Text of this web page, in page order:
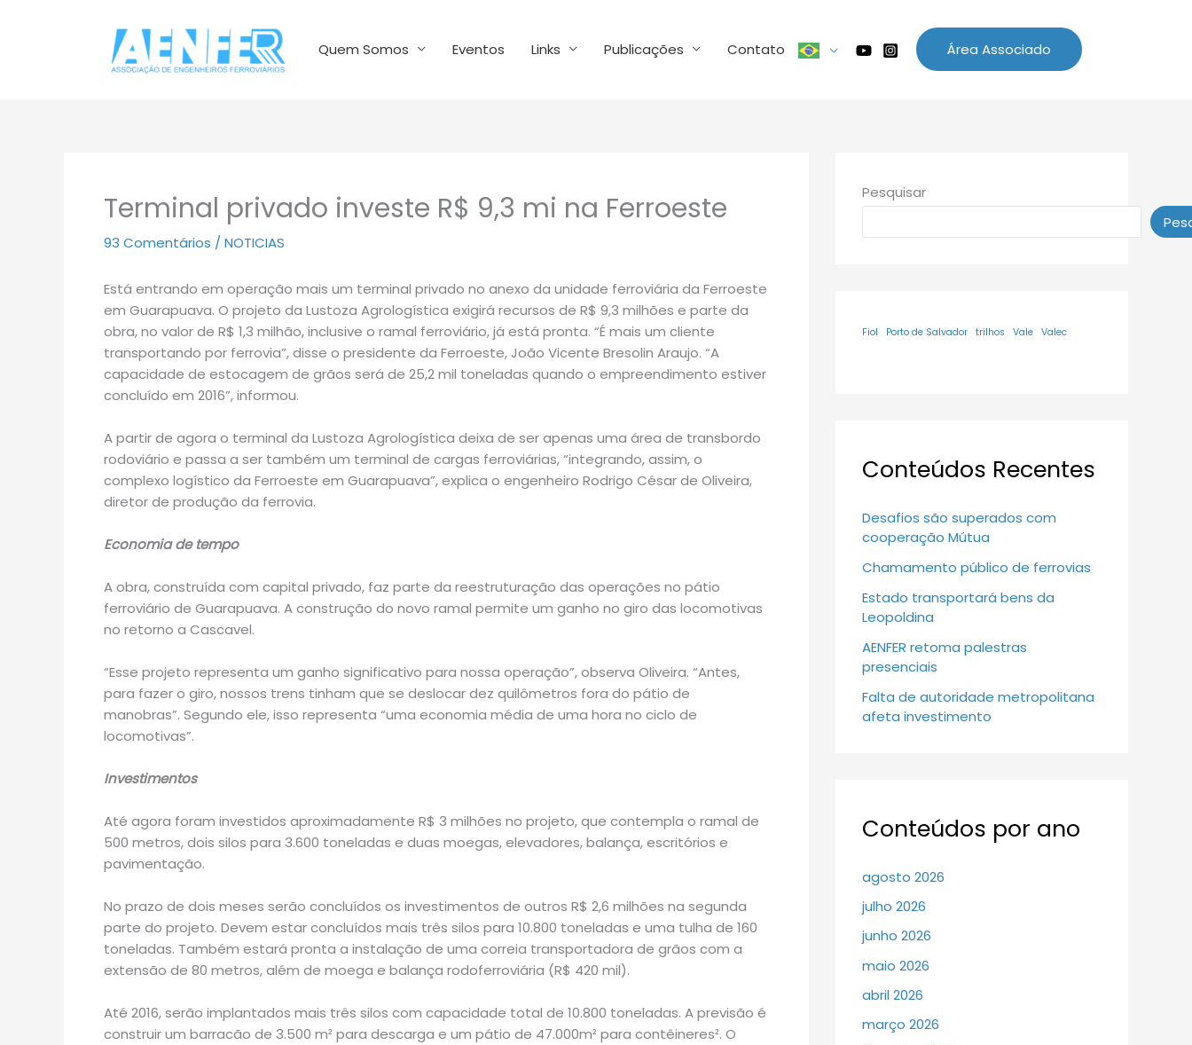
Quem Somos Eventos Links Publicações Contato Área Associado
Terminal privado investe R$ 9,3 mi na Ferroeste
93 Comentários / NOTICIAS
Está entrando em operação mais um terminal privado no anexo da unidade ferroviária da Ferroeste
em Guarapuava. O projeto da Lustoza Agrologística exigirá recursos de R$ 9,3 milhões e parte da
obra, no valor de R$ 1,3 milhão, inclusive o ramal ferroviário, já está pronta. “É mais um cliente
transportando por ferrovia”, disse o presidente da Ferroeste, João Vicente Bresolin Araujo. “A
capacidade de estocagem de grãos será de 25,2 mil toneladas quando o empreendimento estiver
concluído em 2016”, informou.
A partir de agora o terminal da Lustoza Agrologística deixa de ser apenas uma área de transbordo
rodoviário e passa a ser também um terminal de cargas ferroviárias, “integrando, assim, o
complexo logístico da Ferroeste em Guarapuava”, explica o engenheiro Rodrigo César de Oliveira,
diretor de produção da ferrovia.
Economia de tempo
A obra, construída com capital privado, faz parte da reestruturação das operações no pátio
ferroviário de Guarapuava. A construção do novo ramal permite um ganho no giro das locomotivas
no retorno a Cascavel.
“Esse projeto representa um ganho significativo para nossa operação”, observa Oliveira. “Antes,
para fazer o giro, nossos trens tinham que se deslocar dez quilômetros fora do pátio de
manobras”. Segundo ele, isso representa “uma economia média de uma hora no ciclo de
locomotivas”.
Investimentos
Até agora foram investidos aproximadamente R$ 3 milhões no projeto, que contempla o ramal de
500 metros, dois silos para 3.600 toneladas e duas moegas, elevadores, balança, escritórios e
pavimentação.
No prazo de dois meses serão concluídos os investimentos de outros R$ 2,6 milhões na segunda
parte do projeto. Devem estar concluídos mais três silos para 10.800 toneladas e uma tulha de 160
toneladas. Também estará pronta a instalação de uma correia transportadora de grãos com a
extensão de 80 metros, além de moega e balança rodoferroviária (R$ 420 mil).
Até 2016, serão implantados mais três silos com capacidade total de 10.800 toneladas. A previsão é
construir um barracão de 3.500 m² para descarga e um pátio de 47.000m² para contêineres². O
Pesquisar
Fiol Porto de Salvador trilhos Vale Valec
Conteúdos Recentes
Desafios são superados com
cooperação Mútua
Chamamento público de ferrovias
Estado transportará bens da
Leopoldina
AENFER retoma palestras
presenciais
Falta de autoridade metropolitana
afeta investimento
Conteúdos por ano
agosto 2026
julho 2026
junho 2026
maio 2026
abril 2026
março 2026